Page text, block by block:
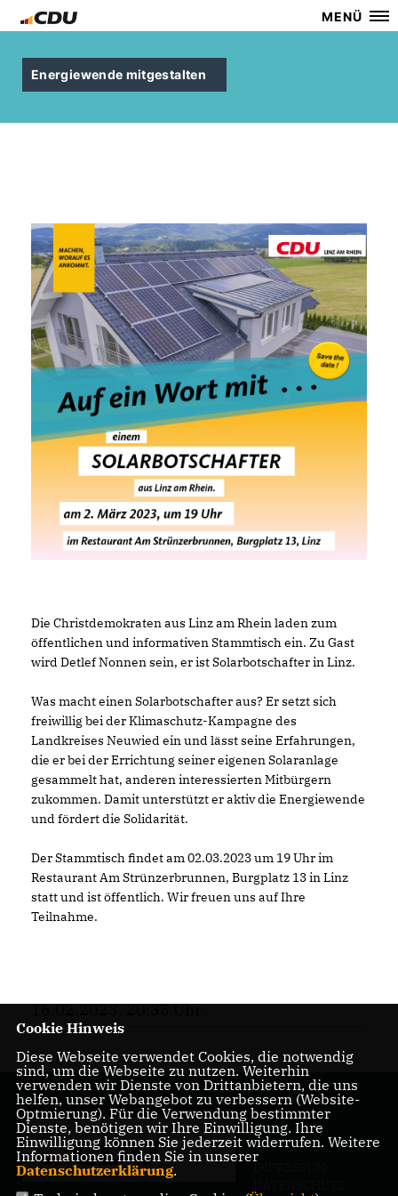
MENÜ
Energiewende mitgestalten
Die Christdemokraten aus Linz am Rhein laden zum
öffentlichen und informativen Stammtisch ein. Zu Gast
wird Detlef Nonnen sein, er ist Solarbotschafter in Linz.
Was macht einen Solarbotschafter aus? Er setzt sich
freiwillig bei der Klimaschutz-Kampagne des
Landkreises Neuwied ein und lässt seine Erfahrungen,
die er bei der Errichtung seiner eigenen Solaranlage
gesammelt hat, anderen interessierten Mitbürgern
zukommen. Damit unterstützt er aktiv die Energiewende
und fördert die Solidarität.
Der Stammtisch findet am 02.03.2023 um 19 Uhr im
Restaurant Am Strünzerbrunnen, Burgplatz 13 in Linz
statt und ist öffentlich. Wir freuen uns auf Ihre
Teilnahme.
16.02.2023, 20:35 Uhr
Cookie Hinweis
Diese Webseite verwendet Cookies, die notwendig
sind, um die Webseite zu nutzen. Weiterhin
verwenden wir Dienste von Drittanbietern, die uns
helfen, unser Webangebot zu verbessern (Website-
Optmierung). Für die Verwendung bestimmter
Dienste, benötigen wir Ihre Einwilligung. Ihre
Einwilligung können Sie jederzeit widerrufen. Weitere
Informationen finden Sie in unserer
Datenschutzerklärung.